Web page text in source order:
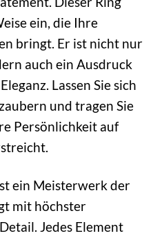
ein, die Ihre
bringt. Er ist nicht nur
auch ein Ausdruck
Lassen Sie sich
und tragen Sie
Persönlichkeit auf
ein Meisterwerk der
mit höchster
Jedes Element